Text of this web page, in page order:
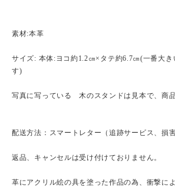
素材:本革
サイズ: 本体:ヨコ約1.2㎝×タテ約6.7㎝(一番大き
す)
写真に写っている 木のスタンドは見本で、商
配送方法：スマートレター（追跡サービス、損
返品、キャンセルは受け付けておりません。
革にアクリル絵の具を塗った作品の為、衝撃に